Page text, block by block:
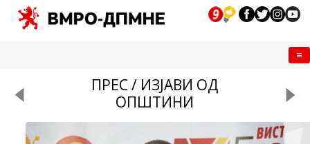
ПРЕС / ИЗЈАВИ ОД
ОПШТИНИ